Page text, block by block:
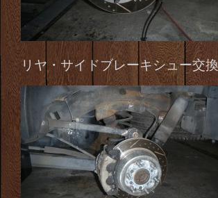
リヤ・サイドブレーキシュー交換